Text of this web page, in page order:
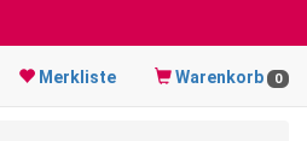
Merkliste Warenkorb 0